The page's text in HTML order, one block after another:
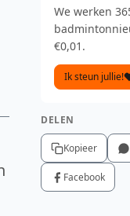
We werken
€0,01.
Ik steun jullie!
DELEN
Kopieer
Facebook